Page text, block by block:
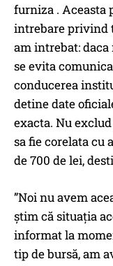
furniza . Aceasta
intrebare privind
am intrebat: daca
se evita
conducerea
detine date
exacta. Nu
sa fie corelata cu
de 700 de lei,
”Noi nu avem
știm că situația
informat la
tip de bursă, am